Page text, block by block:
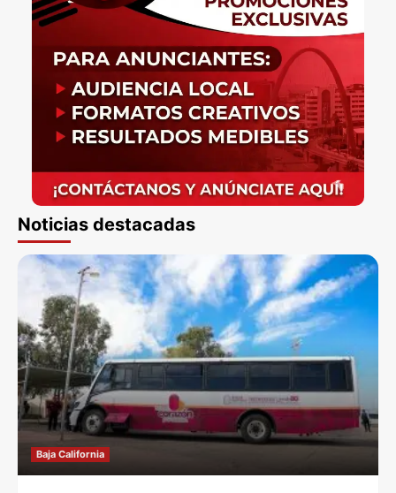
Noticias destacadas
Baja California